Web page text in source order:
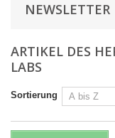
NEWSLETTER
ARTIKEL DES
LABS
Sortierung